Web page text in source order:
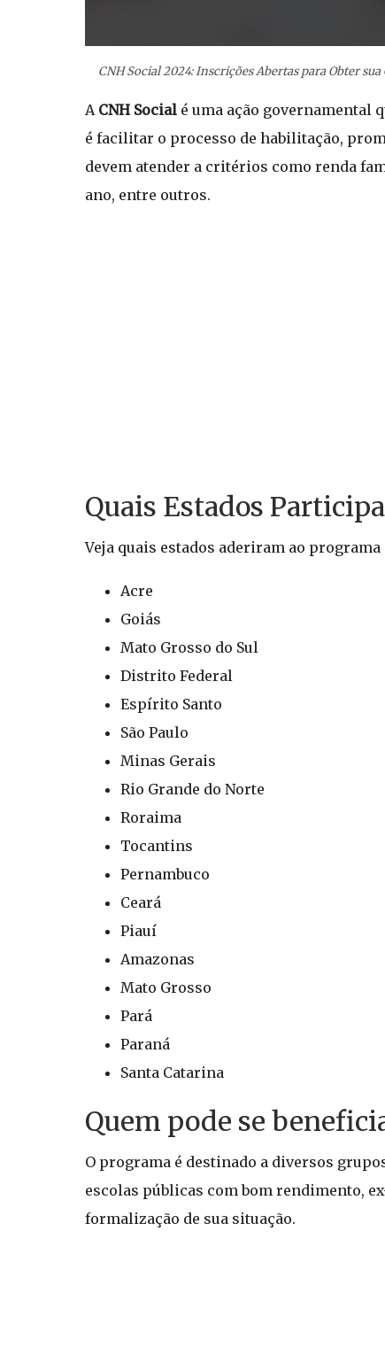
CNH Social 2024: Inscrições Abertas para Obter
A CNH Social é uma ação governamental
é facilitar o processo de habilitação,
devem atender a critérios como renda
ano, entre outros.
Quais Estados
Veja quais estados aderiram ao programa
Acre
Goiás
Mato Grosso do Sul
Distrito Federal
Espírito Santo
São Paulo
Minas Gerais
Rio Grande do Norte
Roraima
Tocantins
Pernambuco
Ceará
Piauí
Amazonas
Mato Grosso
Pará
Paraná
Santa Catarina
Quem pode se
O programa é destinado a diversos
escolas públicas com bom rendimento,
formalização de sua situação.